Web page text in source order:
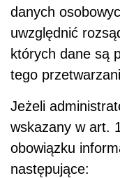
danych
uwzględnić
których dane są
tego
Jeżeli
wskazany w art.
obowiązku
następujące: